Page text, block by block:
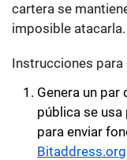
cartera se
imposible atacarla.
Instrucciones
Genera un par
pública se usa
para enviar
Bitaddress.org